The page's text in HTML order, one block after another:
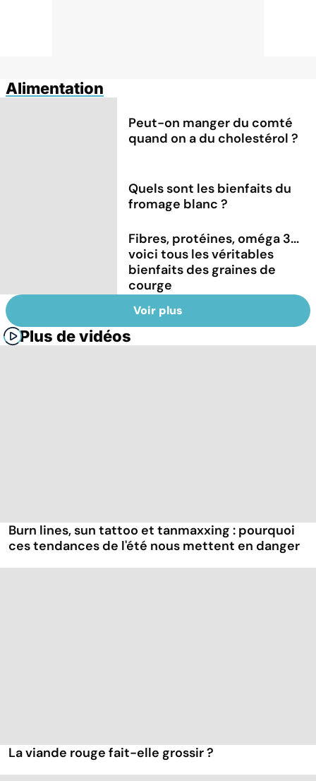
Alimentation
Peut-on manger du comté
quand on a du cholestérol ?
Quels sont les bienfaits du
fromage blanc ?
Fibres, protéines, oméga 3...
voici tous les véritables
bienfaits des graines de
courge
Voir plus
Plus de vidéos
Burn lines, sun tattoo et tanmaxxing : pourquoi
ces tendances de l'été nous mettent en danger
La viande rouge fait-elle grossir ?